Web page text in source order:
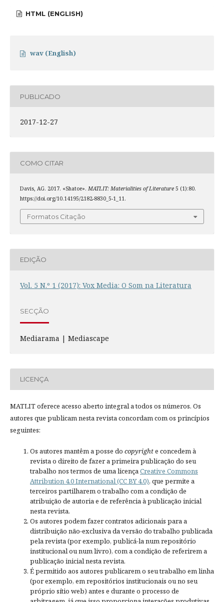
HTML (ENGLISH)
wav (English)
PUBLICADO
2017-12-27
COMO CITAR
Davis, AG. 2017. «Shatoe». MATLIT: Materialities of Literature5 (1):80.
https://doi.org/10.14195/2182-8830_5-1_11.
Formatos Citação
EDIÇÃO
Vol. 5 N.º 1 (2017): Vox Media: O Som na Literatura
SECÇÃO
Mediarama | Mediascape
LICENÇA
MATLIT oferece acesso aberto integral a todos os números. Os
autores que publicam nesta revista concordam com os princípios
seguintes:
Os autores mantêm a posse do copyrighte concedem à
revista o direito de fazer a primeira publicação do seu
trabalho nos termos de uma licençaCreative Commons
Attribution 4.0 International (CC BY 4.0), que permite a
terceiros partilharem o trabalho com a condição de
atribuição de autoria e de referência à publicação inicial
nesta revista.
Os autores podem fazer contratos adicionais para a
distribuição não-exclusiva da versão do trabalho publicada
pela revista (por exemplo, publicá-la num repositório
institucional ou num livro), com a condição de referirem a
publicação inicial nesta revista.
É permitido aos autores publicarem o seu trabalho em linha
(por exemplo, em repositórios institucionais ou no seu
próprio sítio web) antes e durante o processo de